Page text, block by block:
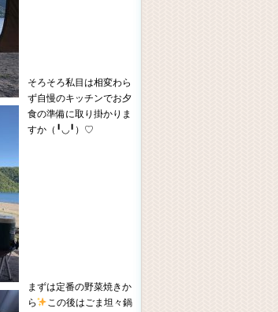
そろそろ私目は相変わら
ず自慢のキッチンでお夕
食の準備に取り掛かりま
すか（╹◡╹）♡
まずは定番の野菜焼きか
ら
この後はごま坦々鍋